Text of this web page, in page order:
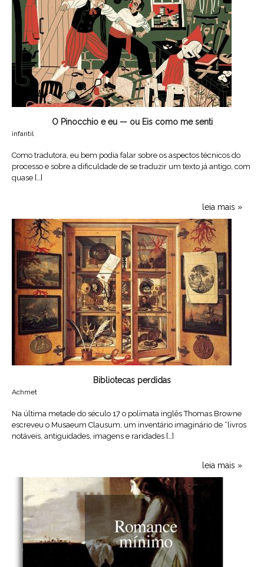
O Pinocchio e eu — ou Eis como me senti
infantil
Como tradutora, eu bem podia falar sobre os aspectos técnicos do
processo e sobre a dificuldade de se traduzir um texto já antigo, com
quase […]
leia mais
Bibliotecas perdidas
Achmet
Na última metade do século 17 o polímata inglês Thomas Browne
escreveu o Musaeum Clausum, um inventário imaginário de “livros
notáveis, antiguidades, imagens e raridades […]
leia mais